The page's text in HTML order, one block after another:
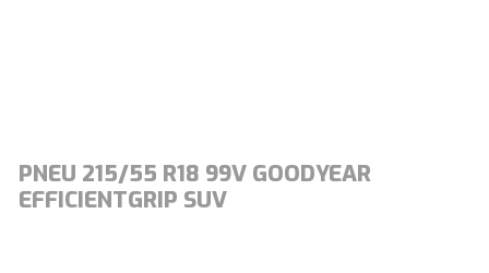
PNEU 215/55 R18 99V GOODYEAR
EFFICIENTGRIP SUV